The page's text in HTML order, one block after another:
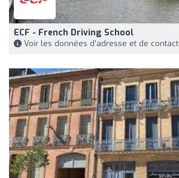
ECF - French Driving School
Voir les données d'adresse et de contact